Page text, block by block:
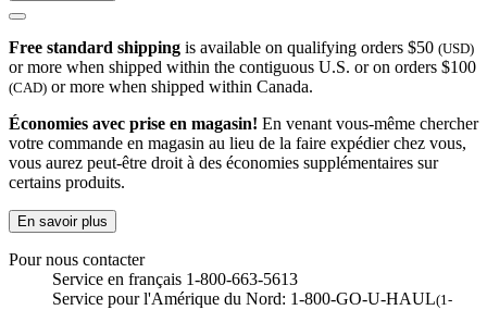
Free standard shipping is available on qualifying orders $50 (USD)
or more when shipped within the contiguous U.S. or on orders $100
(CAD) or more when shipped within Canada.
Économies avec prise en magasin! En venant vous-même chercher
votre commande en magasin au lieu de la faire expédier chez vous,
vous aurez peut-être droit à des économies supplémentaires sur
certains produits.
En savoir plus
Pour nous contacter
Service en français 1-800-663-5613
Service pour l'Amérique du Nord: 1-800-GO-U-HAUL(1-